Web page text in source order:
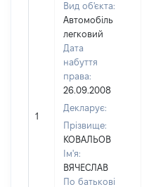
1
Вид об'єкта:
Автомобіль
легковий
Дата
набуття
права:
26.09.2008
Декларує:
Прізвище:
КОВАЛЬОВ
Ім'я:
ВЯЧЕСЛАВ
По батькові